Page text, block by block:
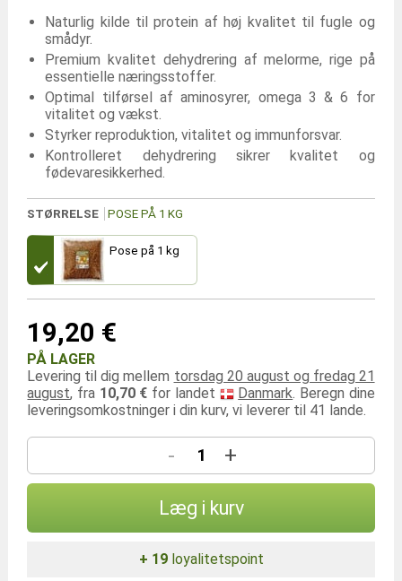
Naturlig kilde til protein af høj kvalitet til fugle og
smådyr.
Premium kvalitet dehydrering af melorme, rige på
essentielle næringsstoffer.
Optimal tilførsel af aminosyrer, omega 3 & 6 for
vitalitet og vækst.
Styrker reproduktion, vitalitet og immunforsvar.
Kontrolleret dehydrering sikrer kvalitet og
fødevaresikkerhed.
STØRRELSE POSE PÅ 1 KG
Pose på 1 kg
19,20 €
PÅ LAGER
Levering til dig mellem torsdag 20 august og fredag 21
august, fra 10,70 € for landet Danmark. Beregn dine
leveringsomkostninger i din kurv, vi leverer til 41 lande.
- +
Læg i kurv
+ 19loyalitetspoint